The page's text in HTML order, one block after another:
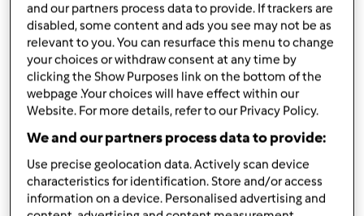
Dodaj do moich kolekcji
podziel się przepisem
Stwórz wariant
Składniki
and our partners process data to provide. If trackers are
disabled, some content and ads you see may not be as
relevant to you. You can resurface this menu to change
your choices or withdraw consent at any time by
clicking the Show Purposes link on the bottom of the
webpage .Your choices will have effect within our
Website. For more details, refer to our Privacy Policy.
We and our partners process data to provide:
Use precise geolocation data. Actively scan device
characteristics for identification. Store and/or access
information on a device. Personalised advertising and